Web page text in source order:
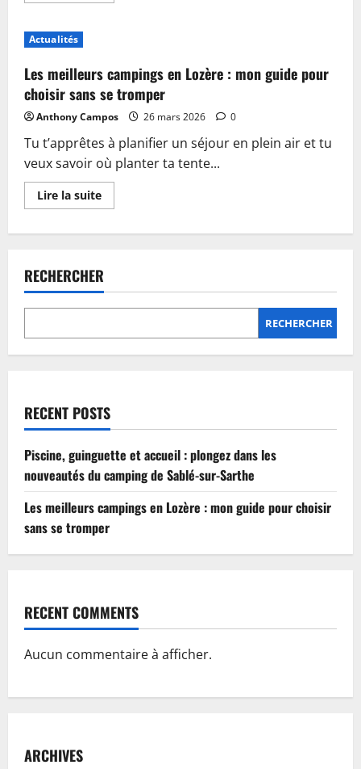
accueil
:
plongez
dans
les
nouveautés
du
camping
de
Sablé-
sur-
Sarthe
Actualités
Les meilleurs campings en Lozère : mon guide pour
choisir sans se tromper
Anthony Campos 26 mars 2026 0
Tu t’apprêtes à planifier un séjour en plein air et tu
veux savoir où planter ta tente...
Lire la suiteEn
savoir
en
Lozère
:
mon
choisir
sans
RECHERCHER
RECHERCHER
RECENT POSTS
Piscine, guinguette et accueil : plongez dans les
nouveautés du camping de Sablé-sur-Sarthe
Les meilleurs campings en Lozère : mon guide pour choisir
sans se tromper
RECENT COMMENTS
Aucun commentaire à afficher.
ARCHIVES